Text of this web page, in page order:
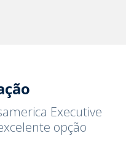
Executive
opção